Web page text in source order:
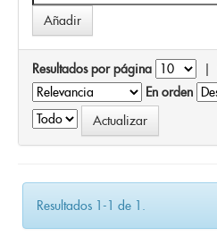
Resultados por página |
En orden
Resultados 1-1 de 1.